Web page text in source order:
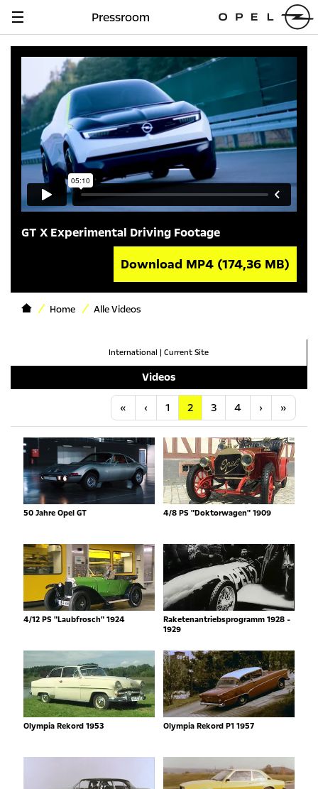
Navigation
Pressroom
GT X Experimental Driving Footage
Download MP4 (174,36 MB)
Home Alle Videos
International | Current Site
Videos
« Anfang
‹ Vorherige
1 2 3 4 ›Nächste
»
50 Jahre Opel GT 4/8 PS "Doktorwagen" 1909
4/12 PS "Laubfrosch" 1924
Raketenantriebsprogramm 1928 -
1929
Olympia Rekord 1953 Olympia Rekord P1 1957